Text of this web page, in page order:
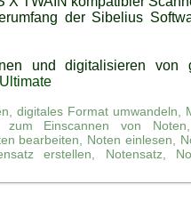
der Sibelius
und digitalisieren von
digitales Format umwandeln,
zum Einscannen von
bearbeiten, Noten einlesen,
erstellen, Notensatz,